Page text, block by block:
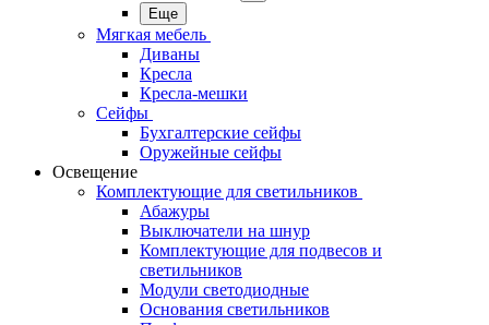
Еще
Мягкая мебель
Диваны
Кресла
Кресла-мешки
Сейфы
Бухгалтерские сейфы
Оружейные сейфы
Освещение
Комплектующие для светильников
Абажуры
Выключатели на шнур
Комплектующие для подвесов и
светильников
Модули светодиодные
Основания светильников